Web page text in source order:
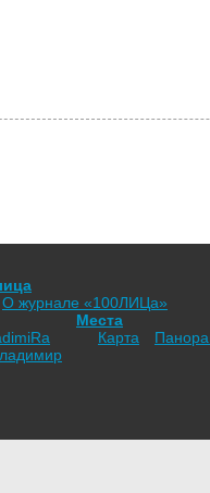
О журнале «100ЛИЦа»
Места
Карта